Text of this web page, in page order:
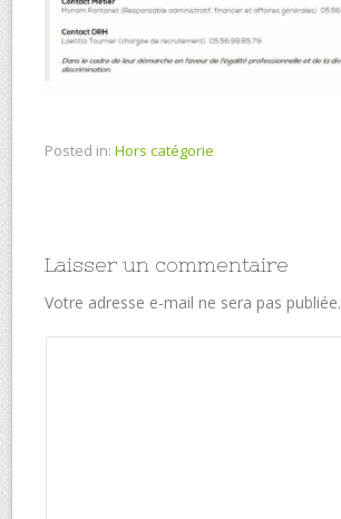
Posted in: Hors catégorie
Laisser un commentaire
Votre adresse e-mail ne sera pas publiée.